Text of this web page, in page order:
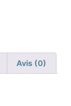
Avis (0)